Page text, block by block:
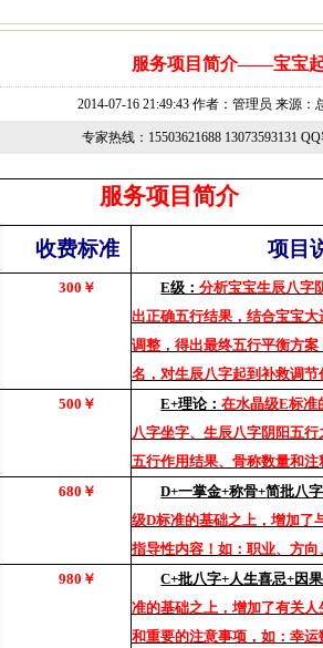
服务项目简介——宝宝
2014-07-16 21:49:43 作者：管理员 来源：
专家热线：15503621688 13073593131
服务项目简介
收费标准 项目
300 ￥ E级：分析宝宝生辰八字
出正确五行结果，结合宝宝
调整，得出最终五行平衡方
名，对生辰八字起到补救调节
500 ￥ E+理论：在水晶级E标准
八字坐字、生辰八字阴阳五
五行作用结果、骨称数量和注
680 ￥ D+一掌金+称骨+简批八字
级D标准的基础之上，增加了
指导性内容！如：职业、方
980 ￥ C+批八字+人生喜忌+因
准的基础之上，增加了有关
和重要的注意事项，如：幸